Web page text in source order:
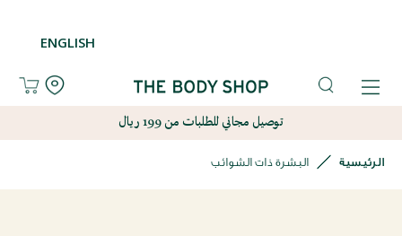
ENGLISH
الأمنيات
English
جديدنا
الأمنيات
English
جديدنا
توصيل مجاني للطلبات من 199 ريال
الرئيسية البشرة ذات الشوائب